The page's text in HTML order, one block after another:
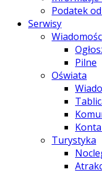
Podatek
Serwisy
Pilne
Oświata
Turystyka